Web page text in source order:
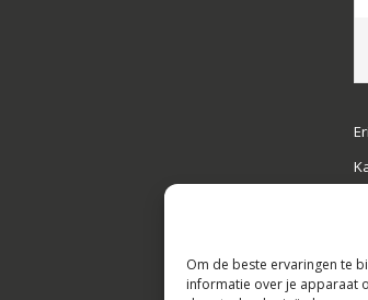
Om de beste ervaringen te
informatie over je apparaat